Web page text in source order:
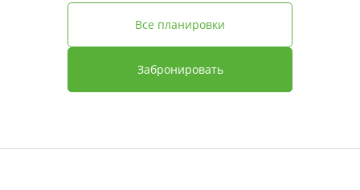
Забронировать
Все планировки